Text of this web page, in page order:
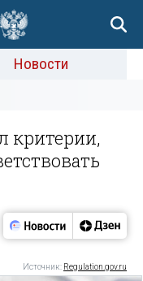
Новости
критерии,
Источник: Regulation.gov.ru